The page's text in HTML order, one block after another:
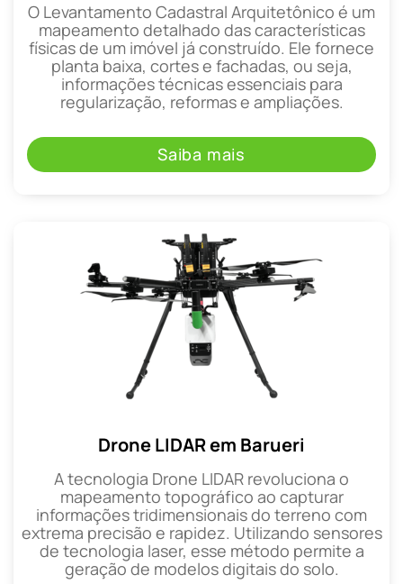
O Levantamento Cadastral Arquitetônico é um
mapeamento detalhado das características
físicas de um imóvel já construído. Ele fornece
planta baixa, cortes e fachadas, ou seja,
informações técnicas essenciais para
regularização, reformas e ampliações.
Saiba mais
Drone LIDAR em Barueri
A tecnologia Drone LIDAR revoluciona o
mapeamento topográfico ao capturar
informações tridimensionais do terreno com
extrema precisão e rapidez. Utilizando sensores
de tecnologia laser, esse método permite a
geração de modelos digitais do solo.